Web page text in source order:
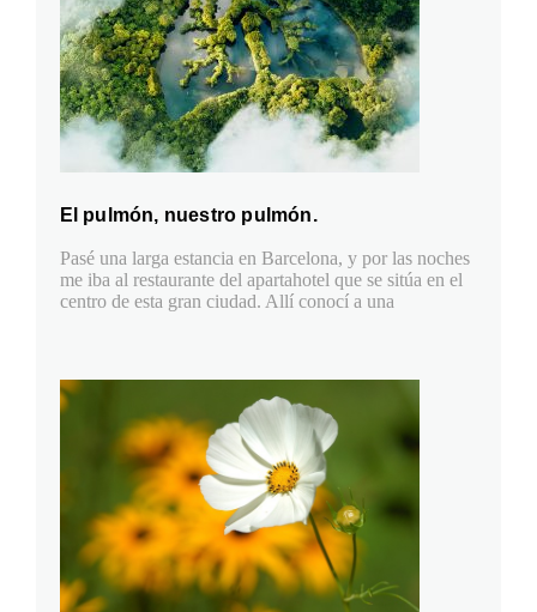
El pulmón, nuestro pulmón.
Pasé una larga estancia en Barcelona, y por las noches
me iba al restaurante del apartahotel que se sitúa en el
centro de esta gran ciudad. Allí conocí a una